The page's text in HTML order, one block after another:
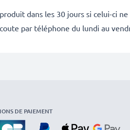
dans les 30 jours si celui-ci
par téléphone du lundi au
DE PAIEMENT